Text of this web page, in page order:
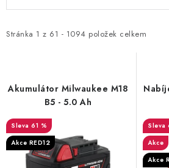
i
r
d
u
k
Stránka 1 z 61 - 1094 položek celkem
e
p
o
d
u
Akumulátor Milwaukee M18
B5 - 5.0 Ah
61 %
Akce RED12
Akce
Akce